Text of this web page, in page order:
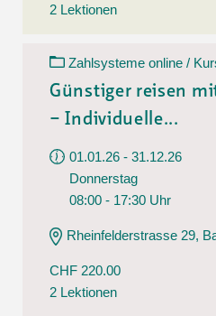
2 Lektionen
Zahlsysteme online /
Günstiger reisen
– Individuelle...
01.01.26 - 31.12.26
Donnerstag
08:00 - 17:30 Uhr
Rheinfelderstrasse 29,
CHF 220.00
2 Lektionen